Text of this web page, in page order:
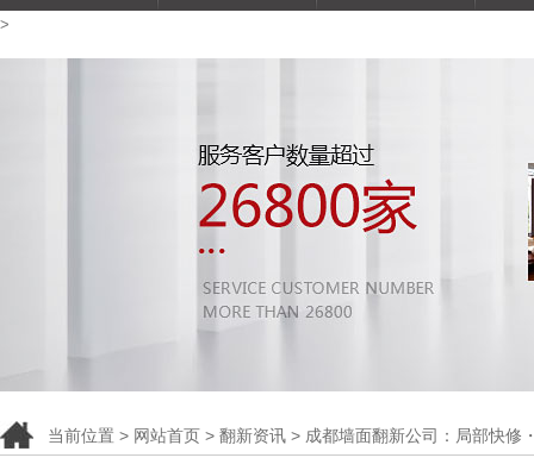
>
当前位置 > 网站首页 > 翻新资讯 > 成都墙面翻新公司：局部快修